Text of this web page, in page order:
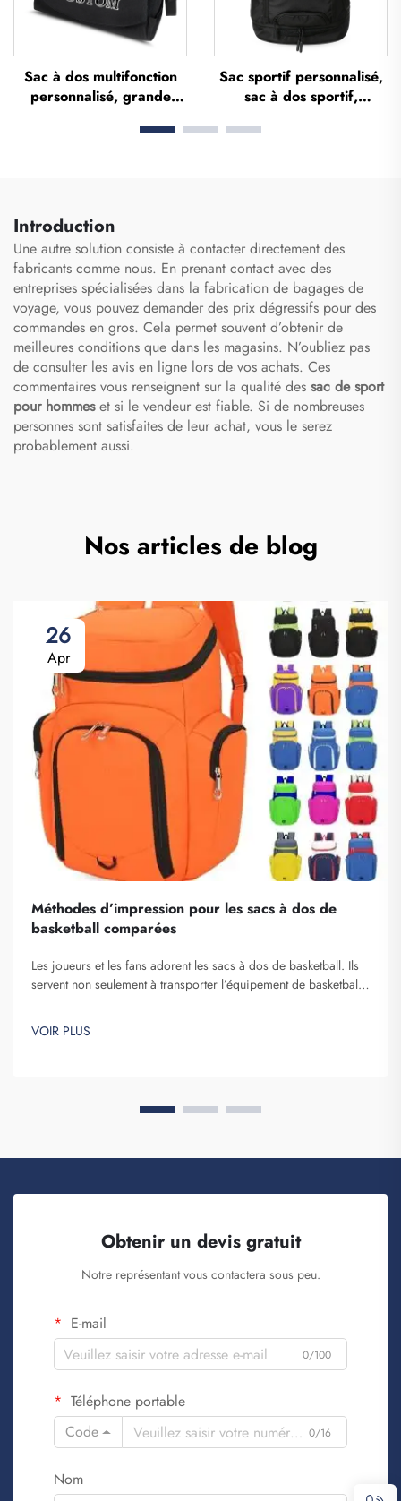
Sac à dos multifonction
personnalisé, grande
compartiment dédié aux
extérieur
Sac sportif personnalisé,
sac à dos sportif,
dos de voyage et de
Introduction
Une autre solution consiste à contacter directement des
fabricants comme nous. En prenant contact avec des
entreprises spécialisées dans la fabrication de bagages de
voyage, vous pouvez demander des prix dégressifs pour des
commandes en gros. Cela permet souvent d’obtenir de
meilleures conditions que dans les magasins. N’oubliez pas
de consulter les avis en ligne lors de vos achats. Ces
commentaires vous renseignent sur la qualité des sac de sport
pour hommeset si le vendeur est fiable. Si de nombreuses
personnes sont satisfaites de leur achat, vous le serez
probablement aussi.
Nos articles de blog
26
Apr
Méthodes d’impression pour les sacs à dos de
basketball comparées
Les joueurs et les fans adorent les sacs à dos de basketball. Ils
servent non seulement à transporter l’équipement de basketball,
Fuzhou Saipulang Trading, nous comprenons la nécessité d’un
sac à dos à la fois esthétique et durable. Principaux…
VOIR PLUS
Obtenir un devis gratuit
Notre représentant vous contactera sous peu.
E-mail
0/100
Téléphone portable
Code
0/16
Nom